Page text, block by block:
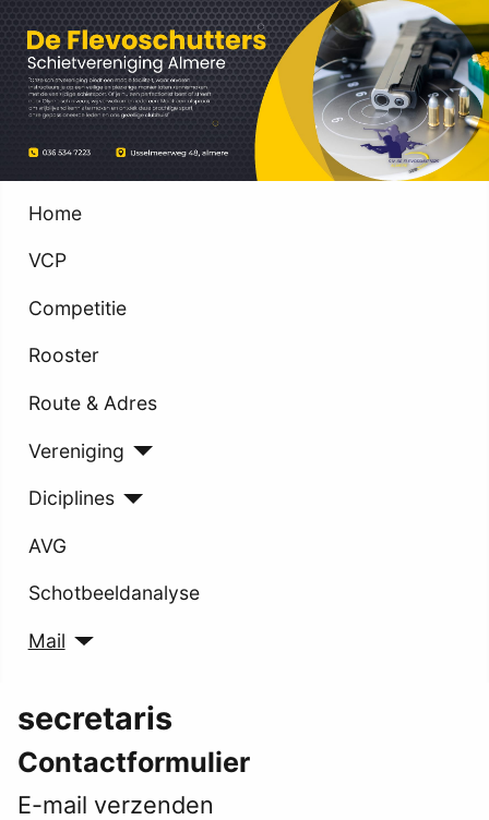
Home
VCP
Competitie
Rooster
Route & Adres
Vereniging
Diciplines
AVG
Schotbeeldanalyse
Mail
secretaris
Contactformulier
E-mail verzenden